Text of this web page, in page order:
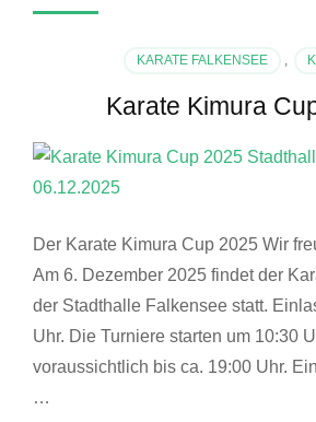
KARATE FALKENSEE ,
Karate Kimura
Der Karate Kimura Cup 2025 Wir
Am 6. Dezember 2025 findet der
der Stadthalle Falkensee statt.
Uhr. Die Turniere starten um 10:30
voraussichtlich bis ca. 19:00 Uhr.
…